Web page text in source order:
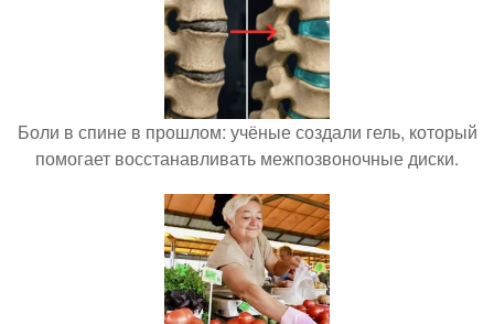
Боли в спине в прошлом: учёные создали гель, который
помогает восстанавливать межпозвоночные диски.